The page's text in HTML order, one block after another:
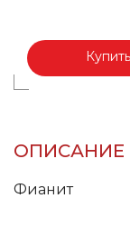
Купить
ОПИСАНИЕ
Фианит